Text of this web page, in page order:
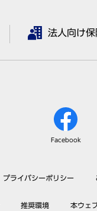
法人向け保
Facebook
プライバシーポリシー
推奨環境 本ウェ